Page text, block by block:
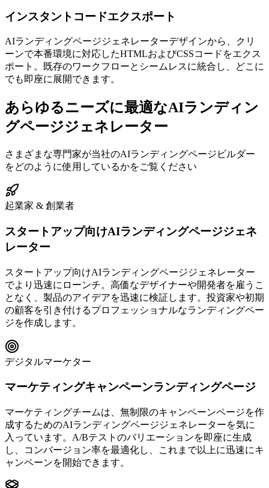
インスタントコードエクスポート
AIランディングページジェネレーターデザインから、クリ
ーンで本番環境に対応したHTMLおよびCSSコードをエクス
ポート。既存のワークフローとシームレスに統合し、どこに
でも即座に展開できます。
あらゆるニーズに最適なAIランディン
グページジェネレーター
さまざまな専門家が当社のAIランディングページビルダー
をどのように使用しているかをご覧ください
起業家 & 創業者
スタートアップ向けAIランディングページジェネ
レーター
スタートアップ向けAIランディングページジェネレーター
でより迅速にローンチ。高価なデザイナーや開発者を雇うこ
となく、製品のアイデアを迅速に検証します。投資家や初期
の顧客を引き付けるプロフェッショナルなランディングペー
ジを作成します。
デジタルマーケター
マーケティングキャンペーンランディングページ
マーケティングチームは、無制限のキャンペーンページを作
成するためのAIランディングページジェネレーターを気に
入っています。A/Bテストのバリエーションを即座に生成
し、コンバージョン率を最適化し、これまで以上に迅速にキ
ャンペーンを開始できます。